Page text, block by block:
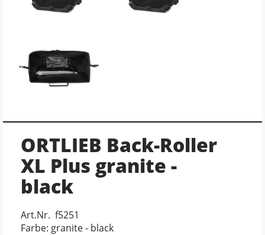
ORTLIEB Back-Roller
XL Plus granite -
black
Art.Nr. f5251
Farbe: granite - black